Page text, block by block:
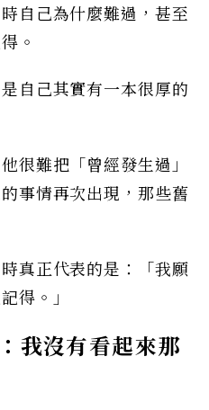
自己為什麼難過，甚至
。
自己其實有一本很厚的
很難把「曾經發生過」
事情再次出現，那些舊
真正代表的是：「我願
得。」
我沒有看起來那